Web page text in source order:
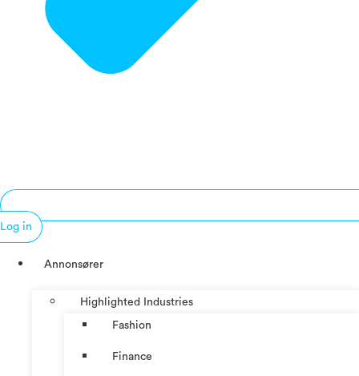
Log in
Annonsører
Highlighted Industries
Fashion
Finance